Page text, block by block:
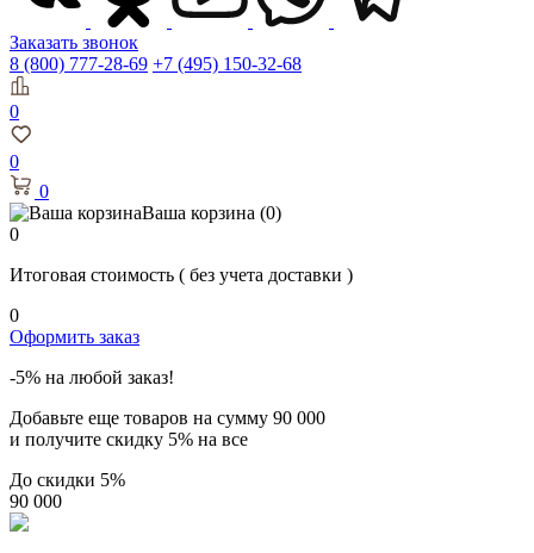
Заказать звонок
8 (800) 777-28-69 +7 (495) 150-32-68
0
0
0
Ваша корзина (0)
0
Итоговая стоимость ( без учета доставки )
0
Оформить заказ
-5% на любой заказ!
Добавьте еще товаров на сумму 90 000
и получите скидку 5% на все
До скидки 5%
90 000